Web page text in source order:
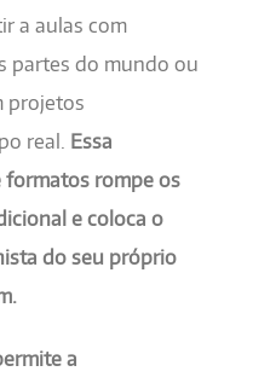
a aulas com
partes do mundo ou
projetos
real. Essa
rompe os
e coloca o
do seu próprio
a